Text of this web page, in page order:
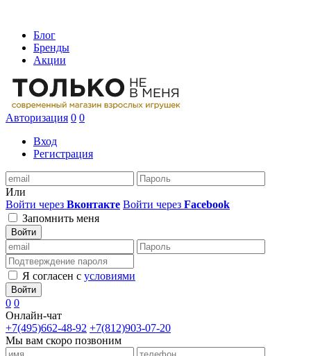
Блог
Бренды
Акции
Авторизация 0 0
Вход
Регистрация
Или
Войти через Вконтакте Войти через Facebook
Запомнить меня
Войти
Я согласен с условиями
Войти
0 0
Онлайн-чат
+7(495)662-48-92 +7(812)903-07-20
Мы вам скоро позвоним